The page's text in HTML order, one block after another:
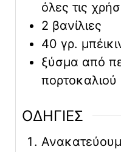
όλες τις
2 βανίλιες
40 γρ.
ξύσμα από
πορτοκαλιού
ΟΔΗΓΙΕΣ